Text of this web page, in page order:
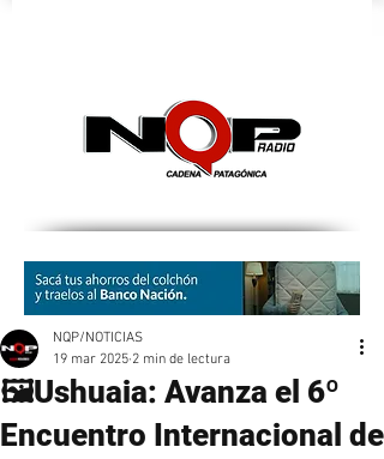
🖼Ushuaia: Avanza el 6º
Encuentro Internacional de
NQP/NOTICIAS
19 mar 2025 2 min de lectura